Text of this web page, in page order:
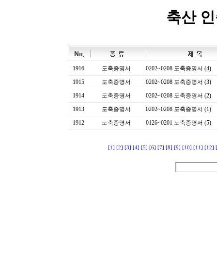
축산
1916 도축증명서
0202~0208 도축증명서 (4)
1915
도축증명서
0202~0208 도축증명서 (3)
1914
도축증명서
0202~0208 도축증명서 (2)
1913
도축증명서
0202~0208 도축증명서 (1)
1912
도축증명서 0126~0201 도축증명서 (5)
[1] [2] [3] [4] [5] [6] [7] [8] [9] [10] [11] [12]